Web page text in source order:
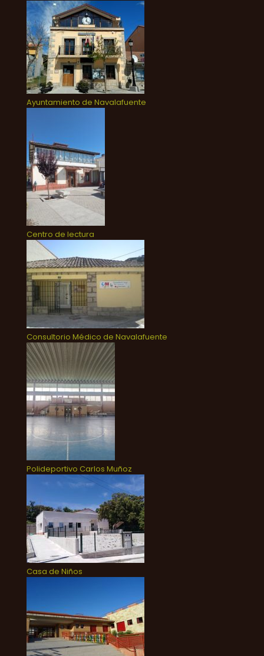
Ayuntamiento de Navalafuente
Centro de lectura
Consultorio Médico de Navalafuente
Polideportivo Carlos Muñoz
Casa de Niños